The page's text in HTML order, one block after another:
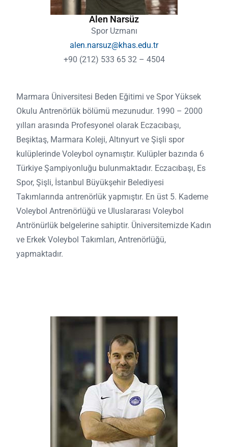
Alen Narsüz
Spor Uzmanı
alen.narsuz@khas.edu.tr
+90 (212) 533 65 32 – 4504
Marmara Üniversitesi Beden Eğitimi ve Spor Yüksek
Okulu Antrenörlük bölümü mezunudur. 1990 – 2000
yılları arasında Profesyonel olarak Eczacıbaşı,
Beşiktaş, Marmara Koleji, Altınyurt ve Şişli spor
kulüplerinde Voleybol oynamıştır. Kulüpler bazında 6
Türkiye Şampiyonluğu bulunmaktadır. Eczacıbaşı, Es
Spor, Şişli, İstanbul Büyükşehir Belediyesi
Takımlarında antrenörlük yapmıştır. En üst 5. Kademe
Voleybol Antrenörlüğü ve Uluslararası Voleybol
Antrönürlük belgelerine sahiptir. Üniversitemizde Kadın
ve Erkek Voleybol Takımları, Antrenörlüğü,
yapmaktadır.